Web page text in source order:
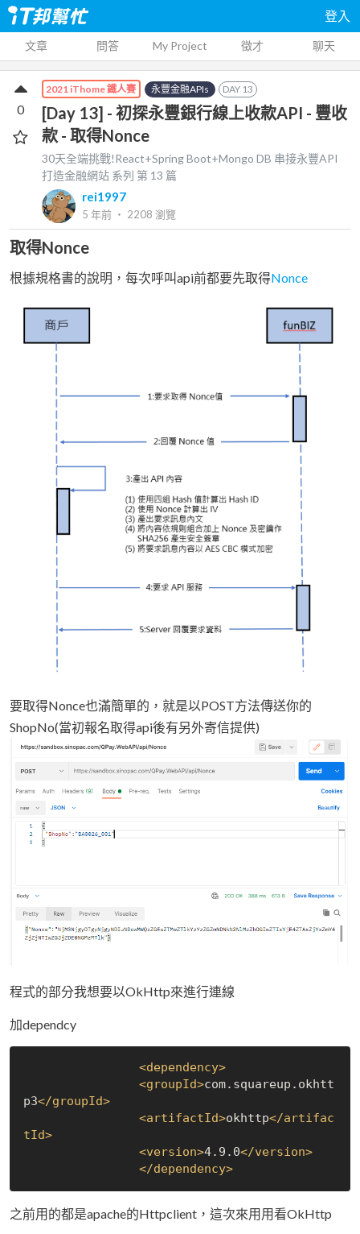
登入
文章 問答 My Project 徵才 聊天
2021 iThome 鐵人賽 永豐金融APIs DAY 13
[Day 13] - 初探永豐銀行線上收款API - 豐收
款 - 取得Nonce
30天全端挑戰!React+Spring Boot+Mongo DB 串接永豐API
打造金融網站 系列 第 13 篇
rei1997
5 年前 ‧ 2208 瀏覽
0
取得Nonce
根據規格書的說明，每次呼叫api前都要先取得Nonce
要取得Nonce也滿簡單的，就是以POST方法傳送你的
ShopNo(當初報名取得api後有另外寄信提供)
程式的部分我想要以OkHttp來進行連線
加dependcy
<dependency>
<groupId>com.squareup.okhtt
p3</groupId>
<artifactId>okhttp</artifac
tId>
<version>4.9.0</version>
</dependency>
之前用的都是apache的Httpclient，這次來用用看OkHttp